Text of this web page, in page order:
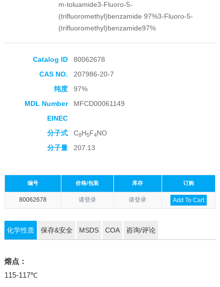
收藏产品
m-toluamide3-Fluoro-5-
(trifluoromethyl)benzamide 97%3-Fluoro-5-
(trifluoromethyl)benzamide97%
Catalog ID
80062678
CAS NO.
207986-20-7
纯度
97%
MDL Number
MFCD00061149
EINEC
分子式
C8H5F4NO
分子量
207.13
编号 价格/包装 库存 订购
80062678 请登录 请登录 Add To Cart
化学性质 保存&安全 MSDS COA 咨询/评论
熔点：
115-117℃